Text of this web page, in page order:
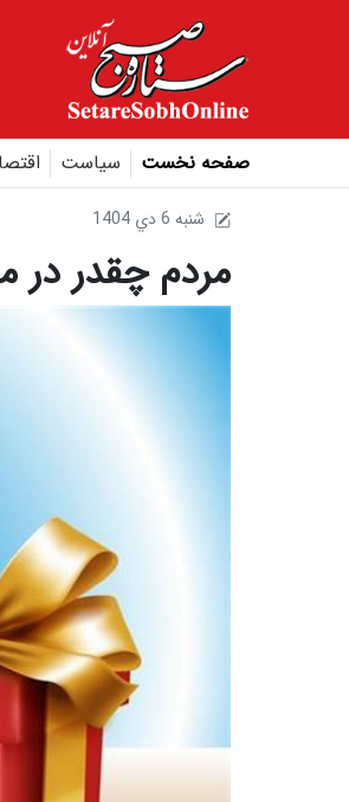
صفحه نخست سیاست
1404 شنبه 6 دي
مردم چقدر در